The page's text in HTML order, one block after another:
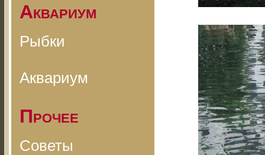
Аквариум
Рыбки
Аквариум
Прочее
Советы